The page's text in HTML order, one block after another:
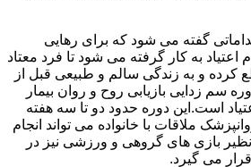
گفته می شود که برای رهایی
اعتیاد به کار گرفته می شود تا فرد معتاد
و به زندگی سالم و طبیعی قبل از
سم زدایی بازیابی روح و روان بیمار
است.این دوره حدود دو تا سه هفته
ملاقات با خانواده می تواند انجام
بازی های گروهی و ورزشی نیز در
می گیرد.